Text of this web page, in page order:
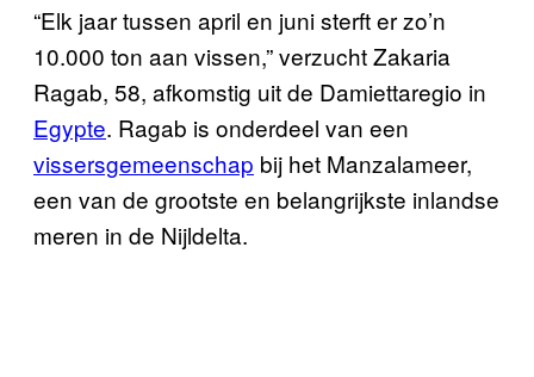
“Elk jaar tussen april en juni sterft er zo’n
10.000 ton aan vissen,” verzucht Zakaria
Ragab, 58, afkomstig uit de Damiettaregio in
Egypte. Ragab is onderdeel van een
vissersgemeenschap bij het Manzalameer,
een van de grootste en belangrijkste inlandse
meren in de Nijldelta.